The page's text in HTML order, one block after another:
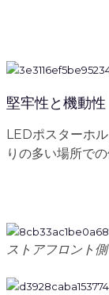
堅牢性と機動性
LEDポスターホ
りの多い場所で
ストアフロント